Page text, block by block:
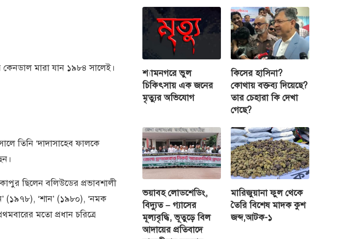
কেনডাল মারা যান ১৯৮৪ সালেই।
তিনি ‘দাদাসাহেব ফালকে
ছিলেন বলিউডের প্রভাবশালী
(১৯৭৮), ‘শান’ (১৯৮০), ‘নমক
মতো প্রধান চরিত্রে
শ্যামনগরে ভুল
চিকিৎসায় এক জনের
মৃত্যুর অভিযোগ
কিসের হাসিনা?
কোথায় বক্তব্য দিয়েছে?
তার চেহারা কি দেখা
গেছে?
ভয়াবহ লোডশেডিং,
বিদ্যুত – গ্যাসের
মূল্যবৃদ্ধি, ভূতুড়ে বিল
আদায়ের প্রতিবাদে
মারিজুয়ানা ফুল থেকে
তৈরি বিশেষ মাদক কুশ
জব্দ,আটক-১